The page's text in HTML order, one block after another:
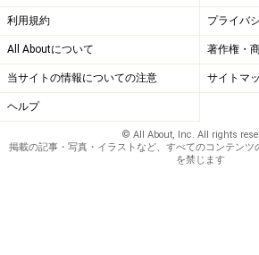
こうなってくると、自然とお互いへ
子どもへの意識のほうが高くなっ
だ、それは“お互いを気にしなくなっ
うような気がします。
この感覚は、日本人同士のご夫婦の
利用規約 プライバ
All Aboutについて 著作権・
当サイトの情報についての注意 サイトマ
ヘルプ
© All About, Inc. All rights
掲載の記事・写真・イラストなど、すべてのコンテン
を禁じます